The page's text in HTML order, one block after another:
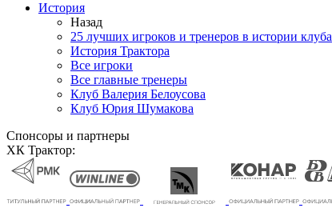
История
Назад
25 лучших игроков и тренеров в истории клуба
История Трактора
Все игроки
Все главные тренеры
Клуб Валерия Белоусова
Клуб Юрия Шумакова
Спонсоры и партнеры
ХК Трактор: